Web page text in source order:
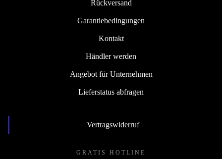
Rückversand
Garantiebedingungen
Kontakt
Händler werden
Angebot für Unternehmen
Lieferstatus abfragen
Vertragswiderruf
GRATIS HOTLINE